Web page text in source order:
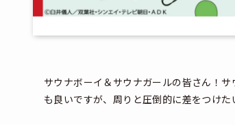
サウナボーイ＆サウナガールの皆さん！
も良いですが、周りと圧倒的に差をつけ